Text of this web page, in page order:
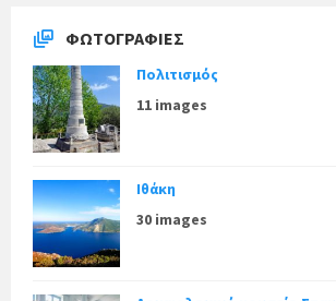
ΦΩΤΟΓΡΑΦΊΕΣ
Πολιτισμός
11 images
Ιθάκη
30 images